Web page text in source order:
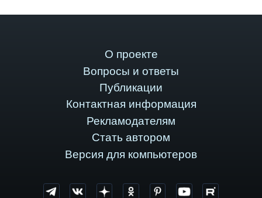
О проекте
Вопросы и ответы
Публикации
Контактная информация
Рекламодателям
Стать автором
Версия для компьютеров